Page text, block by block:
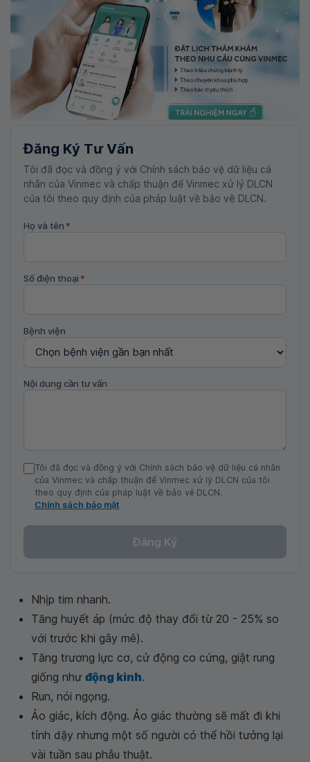
Đăng Ký Tư Vấn
Tôi đã đọc và đồng ý với Chính sách bảo vệ dữ liệu cá
nhân của Vinmec và chấp thuận để Vinmec xử lý DLCN
của tôi theo quy định của pháp luật về bảo vệ DLCN.
Họ và tên *
Số điện thoại *
Bệnh viện
Nội dung cần tư vấn
Tôi đã đọc và đồng ý với Chính sách bảo vệ dữ liệu cá nhân
của Vinmec và chấp thuận để Vinmec xử lý DLCN của tôi
theo quy định của pháp luật về bảo vệ DLCN.
Chính sách bảo mật
Đăng Ký
Nhịp tim nhanh.
Tăng huyết áp (mức độ thay đổi từ 20 - 25% so
với trước khi gây mê).
Tăng trương lực cơ, cử động co cứng, giật rung
giống như động kinh.
Run, nói ngọng.
Ảo giác, kích động. Ảo giác thường sẽ mất đi khi
tỉnh dậy nhưng một số người có thể hồi tưởng lại
vài tuần sau phẫu thuật.